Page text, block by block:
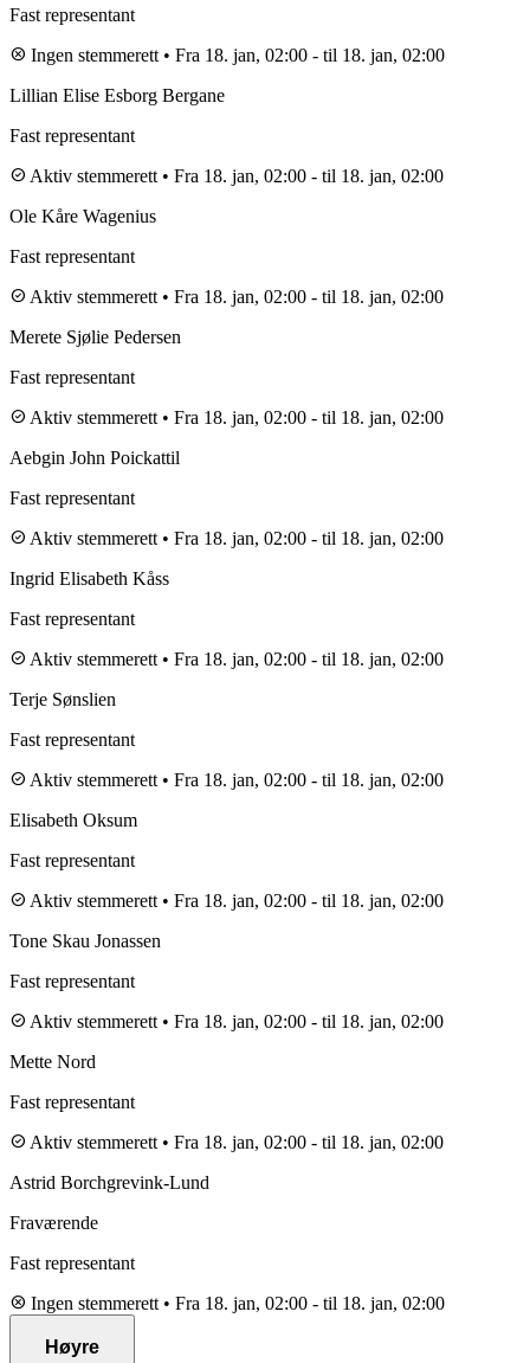
Fast representant
cancel Ingen stemmerett • Fra 18. jan, 02:00 - til 18. jan, 02:00
Lillian Elise Esborg Bergane
Fast representant
check_circle Aktiv stemmerett • Fra 18. jan, 02:00 - til 18. jan, 02:00
Ole Kåre Wagenius
Fast representant
check_circle Aktiv stemmerett • Fra 18. jan, 02:00 - til 18. jan, 02:00
Merete Sjølie Pedersen
Fast representant
check_circle Aktiv stemmerett • Fra 18. jan, 02:00 - til 18. jan, 02:00
Aebgin John Poickattil
Fast representant
check_circle Aktiv stemmerett • Fra 18. jan, 02:00 - til 18. jan, 02:00
Ingrid Elisabeth Kåss
Fast representant
check_circle Aktiv stemmerett • Fra 18. jan, 02:00 - til 18. jan, 02:00
Terje Sønslien
Fast representant
check_circle Aktiv stemmerett • Fra 18. jan, 02:00 - til 18. jan, 02:00
Elisabeth Oksum
Fast representant
check_circle Aktiv stemmerett • Fra 18. jan, 02:00 - til 18. jan, 02:00
Tone Skau Jonassen
Fast representant
check_circle Aktiv stemmerett • Fra 18. jan, 02:00 - til 18. jan, 02:00
Mette Nord
Fast representant
check_circle Aktiv stemmerett • Fra 18. jan, 02:00 - til 18. jan, 02:00
Astrid Borchgrevink-Lund
Fraværende
Fast representant
cancel Ingen stemmerett • Fra 18. jan, 02:00 - til 18. jan, 02:00
Høyre